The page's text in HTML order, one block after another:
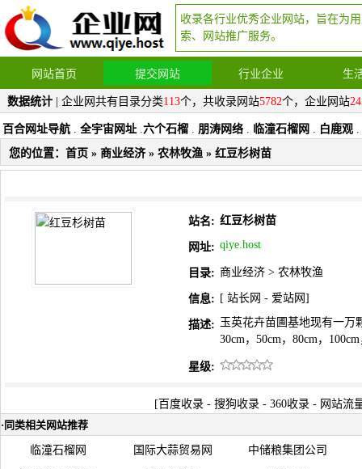
收录各行业优秀企业网站，旨在为
索、网站推广服务。
网站首页 提交网站 行业企业 生
数据统计 | 企业网共有目录分类113个，共收录网站5782个，企业网站
百合网址导航 . 全宇宙网址 .六个石榴 . 朋涛网络 . 临潼石榴网 . 白鹿观 .
您的位置： 首页 » 商业经济» 农林牧渔 » 红豆杉树苗
站名: 红豆杉树苗
网址: qiye.host
目录: 商业经济 > 农林牧渔
信息: [ 站长网 - 爱站网 ]
描述: 玉英花卉苗圃基地现有一万
30cm，50cm，80cm，
星级:
[ 百度收录 - 搜狗收录 - 360收录 - 网站流
· 同类相关网站推荐
临潼石榴网 国际大蒜贸易网 中储粮集团公司